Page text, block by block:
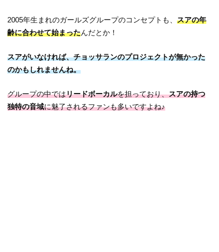
2005年生まれのガールズグループのコンセプトも、スアの年
齢に合わせて始まったんだとか！
スアがいなければ、チョッサランのプロジェクトが無かった
のかもしれませんね。
グループの中ではリードボーカルを担っており、スアの持つ
独特の音域に魅了されるファンも多いですよね♪